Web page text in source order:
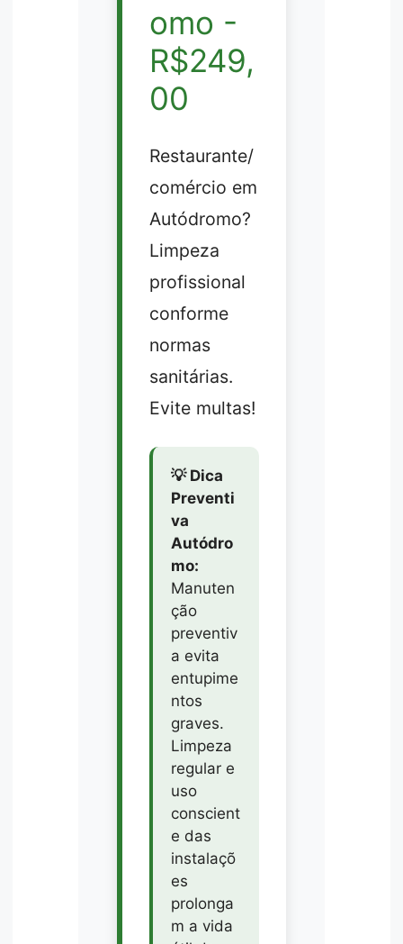
omo -
R$249,
00
Restaurante/
comércio em
Autódromo?
Limpeza
profissional
conforme
normas
sanitárias.
Evite multas!
💡 Dica
Preventi
va
Autódro
mo:
Manuten
ção
preventiv
a evita
entupime
ntos
graves.
Limpeza
regular e
uso
conscient
e das
instalaçõ
es
prolonga
m a vida